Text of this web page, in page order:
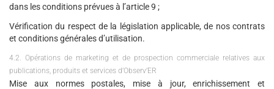
dans les conditions prévues à l’article 9 ;
Vérification du respect de la législation applicable, de nos contrats
et conditions générales d’utilisation.
4.2. Opérations de marketing et de prospection commerciale relatives aux
publications, produits et services d’Observ’ER
Mise aux normes postales, mise à jour, enrichissement et